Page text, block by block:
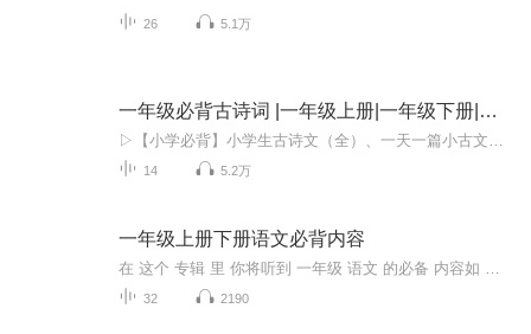
26 5.1万
一年级必背古诗词 |一年级上册|一年级下册|古诗文
14 5.2万
一年级上册下册语文必背内容
32 2190